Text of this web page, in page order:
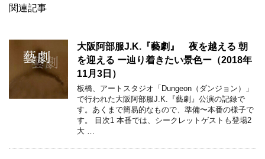
関連記事
大阪阿部服J.K.『藝劇』 夜を越える 朝
を迎える ー辿り着きたい景色ー（2018年
11月3日）
板橋、アートスタジオ「Dungeon（ダンジョン）」
で行われた大阪阿部服J.K.『藝劇』公演の記録で
す。あくまで簡易的なもので、準備〜本番の様子で
す。 目次1 本番では、シークレットゲストも登場2
大 …